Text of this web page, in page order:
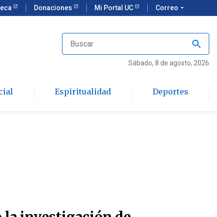
Donaciones Mi Portal UC Correo arrow_drop_down
Sábado, 8 de agosto, 2026
Espiritualidad Deportes